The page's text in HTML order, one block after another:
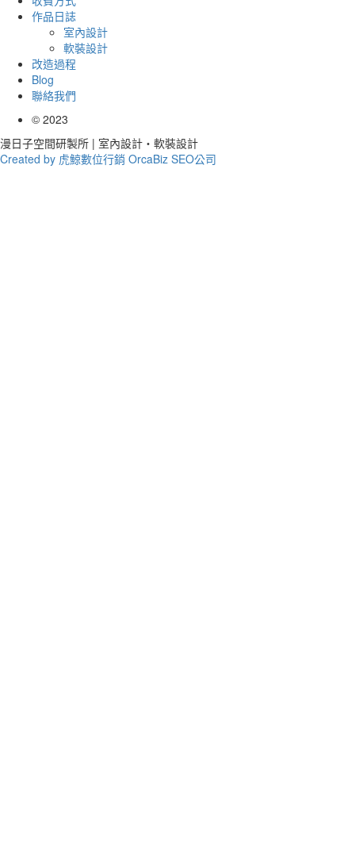
作品日誌
室內設計
軟裝設計
改造過程
Blog
聯絡我們
© 2023
漫日子空間研製所 | 室內設計‧軟裝設計
Created by 虎鯨數位行銷 OrcaBiz SEO公司